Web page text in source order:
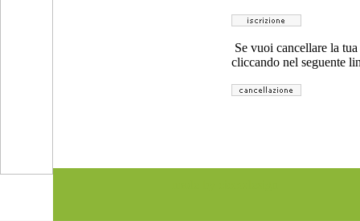
Se vuoi cancellare la
cliccando nel seguente